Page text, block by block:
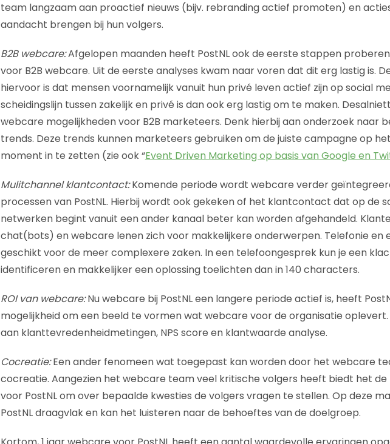
team langzaam aan proactief nieuws (bijv. rebranding actief promoten) en
aandacht brengen bij hun volgers.
B2B webcare:Afgelopen maanden heeft PostNL ook de eerste stappen
voor B2B webcare. Uit de eerste analyses kwam naar voren dat dit erg lastig is.
hiervoor is dat mensen voornamelijk vanuit hun privé leven actief zijn op social
scheidingslijn tussen zakelijk en privé is dan ook erg lastig om te maken.
webcare mogelijkheden voor B2B marketeers. Denk hierbij aan onderzoek naar
trends. Deze trends kunnen marketeers gebruiken om de juiste campagne op
moment in te zetten (zie ook “Event Driven Marketing op basis van Google en
Mulitchannel klantcontact:Komende periode wordt webcare verder
processen van PostNL. Hierbij wordt ook gekeken of het klantcontact dat op de
netwerken begint vanuit een ander kanaal beter kan worden afgehandeld.
chat(bots) en webcare lenen zich voor makkelijkere onderwerpen. Telefonie en
geschikt voor de meer complexere zaken. In een telefoongesprek kun je een
identificeren en makkelijker een oplossing toelichten dan in 140 characters.
ROI van webcare:Nu webcare bij PostNL een langere periode actief is, heeft
mogelijkheid om een beeld te vormen wat webcare voor de organisatie oplevert.
aan klanttevredenheidmetingen, NPS score en klantwaarde analyse.
Cocreatie:Een ander fenomeen wat toegepast kan worden door het webcare
cocreatie. Aangezien het webcare team veel kritische volgers heeft biedt het de
voor PostNL om over bepaalde kwesties de volgers vragen te stellen. Op deze
PostNL draagvlak en kan het luisteren naar de behoeftes van de doelgroep.